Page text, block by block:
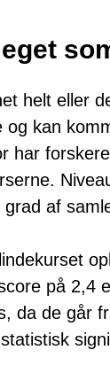
helt eller
og kan
har
af
på 2,4
da de går